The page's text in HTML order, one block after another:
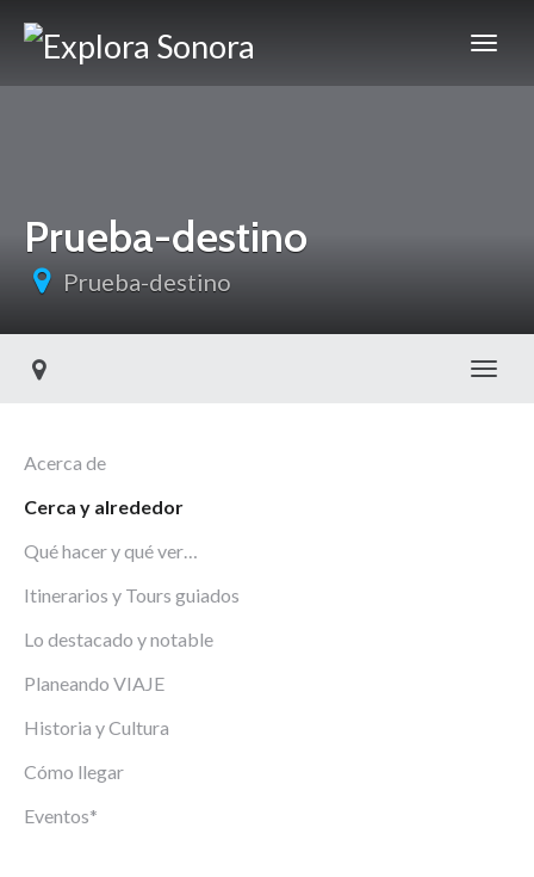
Prueba-destino
Prueba-destino
Acerca de
Cerca y alrededor
Qué hacer y qué ver…
Itinerarios y Tours guiados
Lo destacado y notable
Planeando VIAJE
Historia y Cultura
Cómo llegar
Eventos*